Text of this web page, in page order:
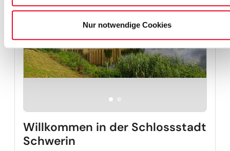
Nur notwendige Cookies
Willkommen in der Schlossstadt
Schwerin